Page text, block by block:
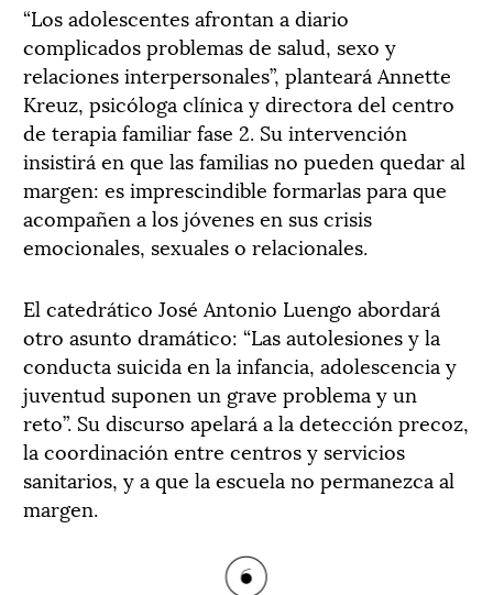
“Los adolescentes afrontan a diario
complicados problemas de salud, sexo y
relaciones interpersonales”, planteará Annette
Kreuz, psicóloga clínica y directora del centro
de terapia familiar fase 2. Su intervención
insistirá en que las familias no pueden quedar al
margen: es imprescindible formarlas para que
acompañen a los jóvenes en sus crisis
emocionales, sexuales o relacionales.
El catedrático José Antonio Luengo abordará
otro asunto dramático: “Las autolesiones y la
conducta suicida en la infancia, adolescencia y
juventud suponen un grave problema y un
reto”. Su discurso apelará a la detección precoz,
la coordinación entre centros y servicios
sanitarios, y a que la escuela no permanezca al
margen.